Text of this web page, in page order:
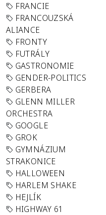
FRANCIE
FRANCOUZSKÁ
ALIANCE
FRONTY
FUTRÁLY
GASTRONOMIE
GENDER-POLITICS
GERBERA
GLENN MILLER
ORCHESTRA
GOOGLE
GROK
GYMNÁZIUM
STRAKONICE
HALLOWEEN
HARLEM SHAKE
HEJLÍK
HIGHWAY 61